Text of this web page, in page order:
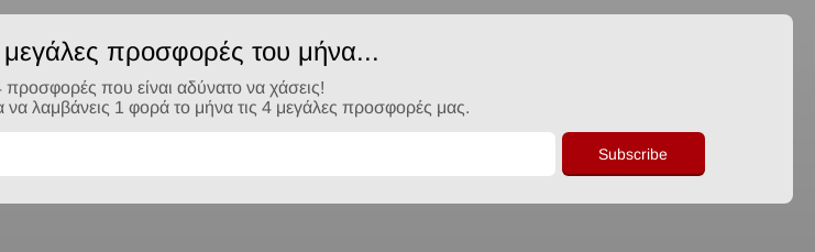
μεγάλες προσφορές του μήνα...
προσφορές που είναι αδύνατο να χάσεις!
λαμβάνεις 1 φορά το μήνα τις 4 μεγάλες προσφορές μας.
Subscribe